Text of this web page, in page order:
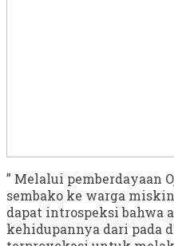
” Melalui pemberdayaan
sembako ke warga
dapat introspeksi bahwa
kehidupannya dari pada